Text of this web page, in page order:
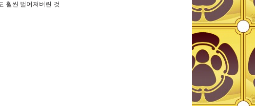
훨씬 벌어져버린 것